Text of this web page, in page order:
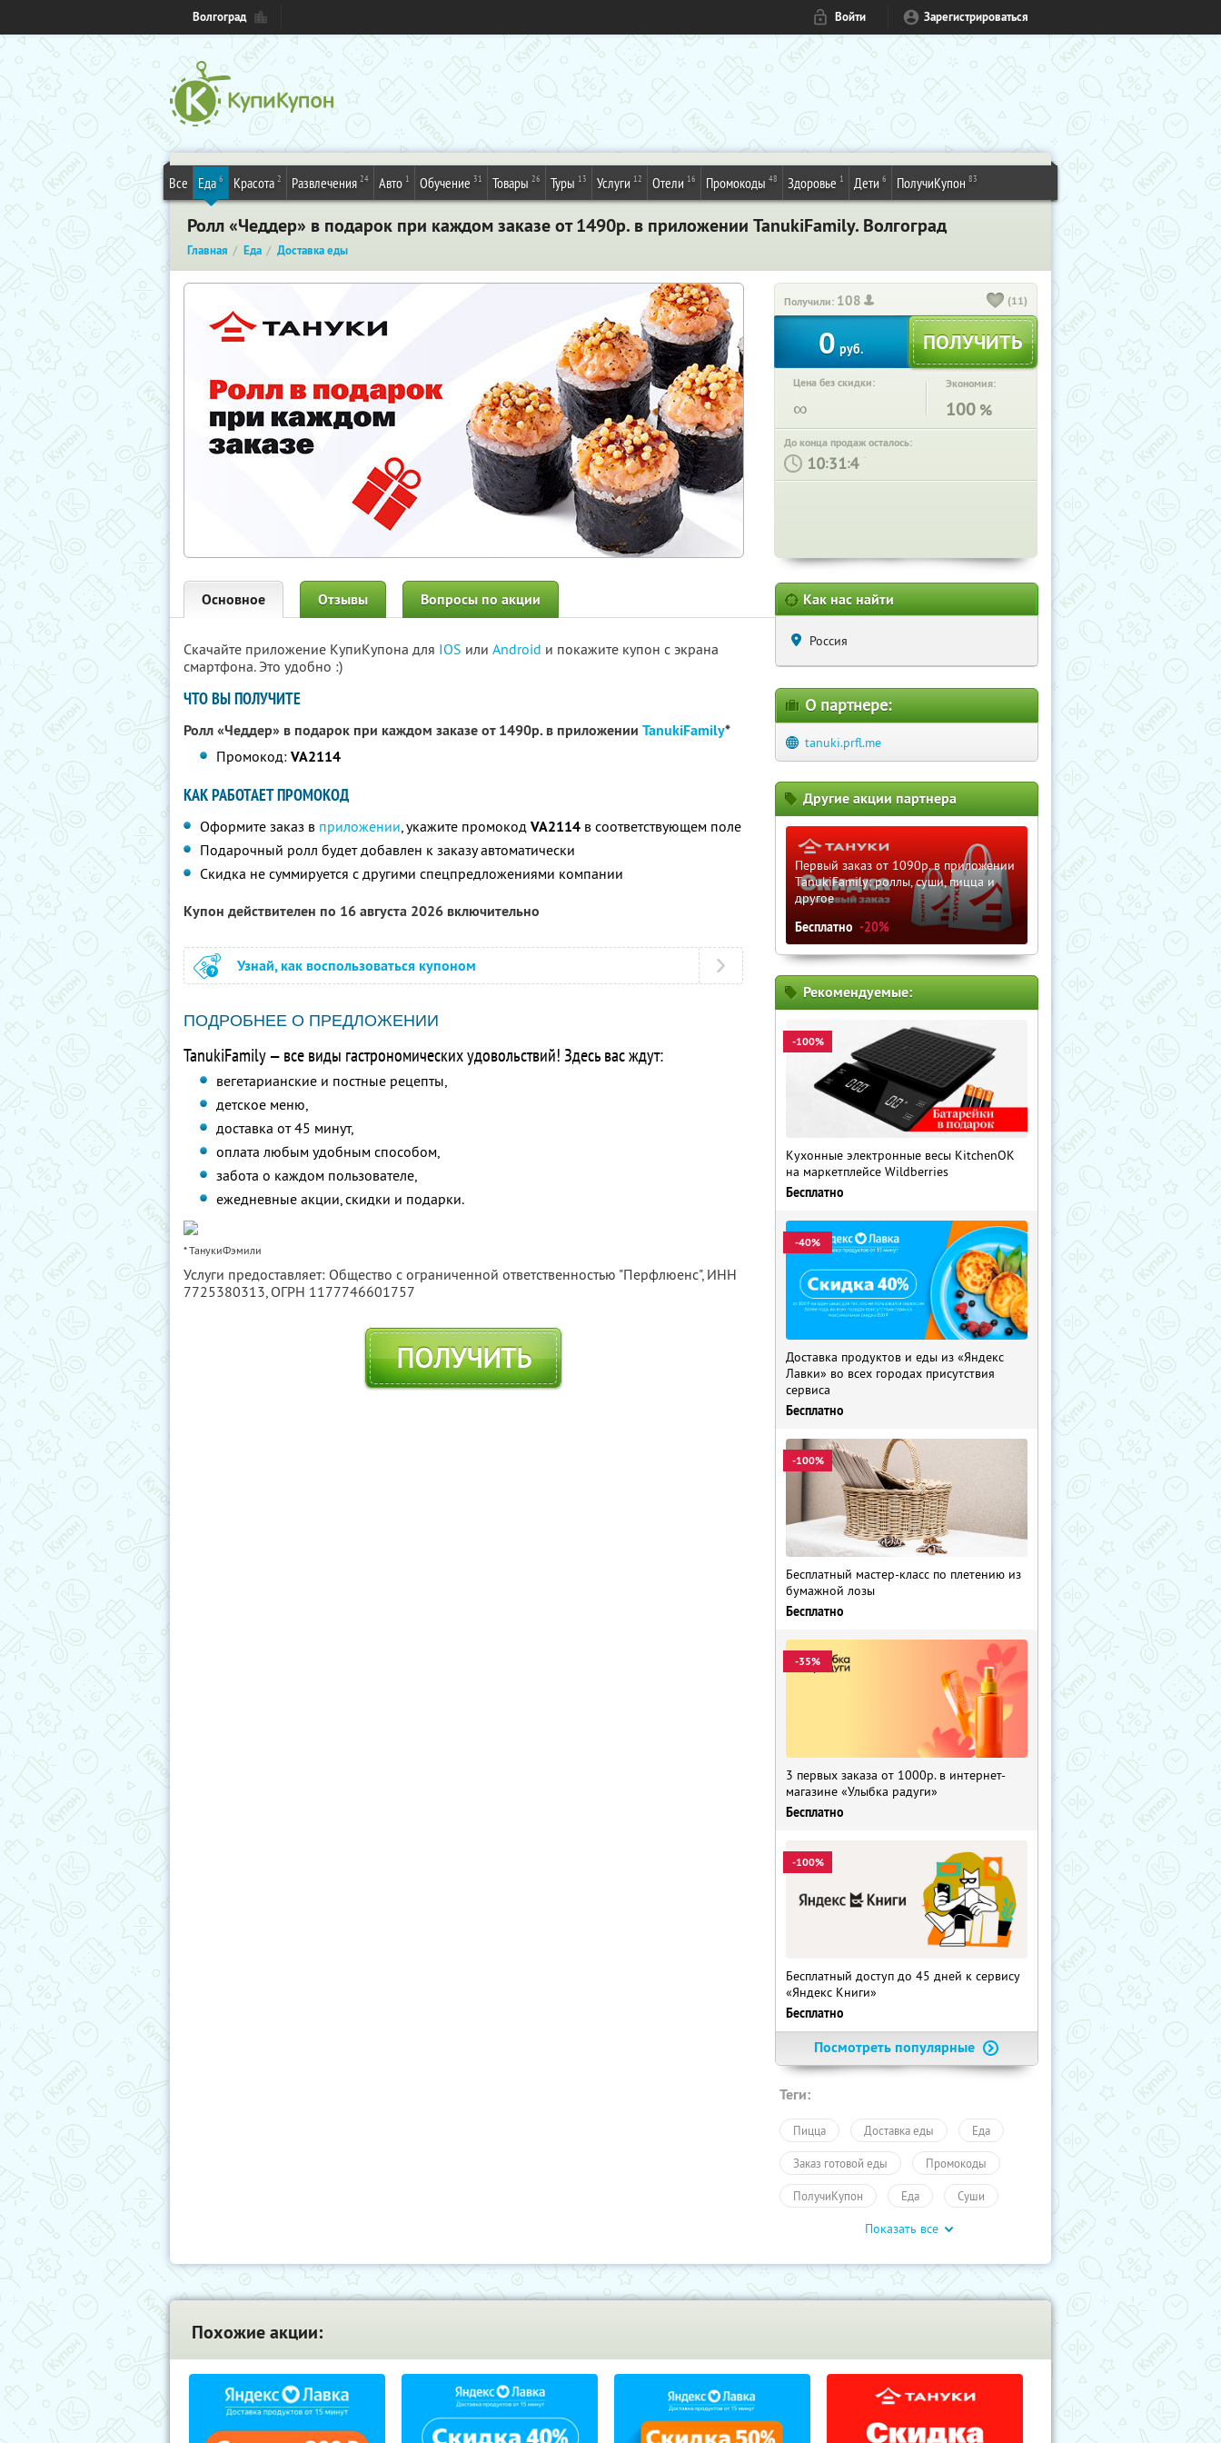
Волгоград Войти Зарегистрироваться
Все Еда 6 Красота 2 Развлечения 24 Авто 1 Обучение 31 Товары 26 Туры 13 Услуги 12 Отели 16 Промокоды 48 Здоровье 1 Дети 6 ПолучиКупон 83
Ролл «Чеддер» в подарок при каждом заказе от 1490р. в приложении TanukiFamily. Волгоград
Главная Еда Доставка еды
Получили: 108 (11)
0 руб.
Цена без скидки:
∞
Экономия:
100 %
До конца продаж осталось:
: :
Основное Отзывы Вопросы по акции
Скачайте приложение КупиКупона для IOS или Android и покажите купон с экрана
смартфона. Это удобно :)
ЧТО ВЫ ПОЛУЧИТЕ
Ролл «Чеддер» в подарок при каждом заказе от 1490р. в приложении TanukiFamily*
Промокод:VA2114
КАК РАБОТАЕТ ПРОМОКОД
Оформите заказ в приложении, укажите промокод VA2114 в соответствующем поле
Подарочный ролл будет добавлен к заказу автоматически
Скидка не суммируется с другими спецпредложениями компании
Купон действителен по 16 августа 2026 включительно
Узнай, как воспользоваться купоном
ПОДРОБНЕЕ О ПРЕДЛОЖЕНИИ
TanukiFamily — все виды гастрономических удовольствий! Здесь вас ждут:
вегетарианские и постные рецепты,
детское меню,
доставка от 45 минут,
оплата любым удобным способом,
забота о каждом пользователе,
ежедневные акции, скидки и подарки.
* ТанукиФэмили
Услуги предоставляет: Общество с ограниченной ответственностью "Перфлюенс", ИНН
7725380313, ОГРН 1177746601757
ПОЛУЧИТЬ
Как нас найти
Россия
О партнере:
tanuki.prfl.me
Другие акции партнера
Первый заказ от 1090р. в приложении
TanukiFamily: роллы, суши, пицца и
другое
Бесплатно -20%
Рекомендуемые:
-100%
Кухонные электронные весы KitchenOK
на маркетплейсе Wildberries
Бесплатно
-40%
Доставка продуктов и еды из «Яндекс
Лавки» во всех городах присутствия
сервиса
Бесплатно
-100%
Бесплатный мастер-класс по плетению из
бумажной лозы
Бесплатно
-35%
3 первых заказа от 1000р. в интернет-
магазине «Улыбка радуги»
Бесплатно
-100%
Бесплатный доступ до 45 дней к сервису
«Яндекс Книги»
Бесплатно
Посмотреть популярные
Теги:
Пицца Доставка еды Еда
Заказ готовой еды Промокоды
ПолучиКупон Еда Суши
Показать все
Похожие акции: